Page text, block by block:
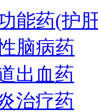
能药(护
脑病药
出血药
治疗药